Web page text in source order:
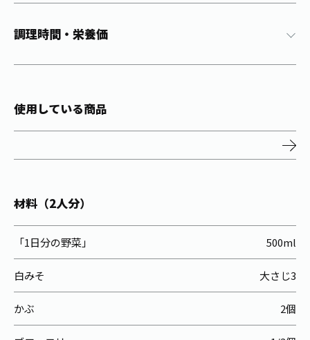
ウェルネスフォーラム
お茶の妖精
未来の桜プロジェクト
THE ITOEN
健康体
調理時間・栄養価
使用している商品
材料（2人分）
「1日分の野菜」 500ml
白みそ 大さじ3
かぶ 2個